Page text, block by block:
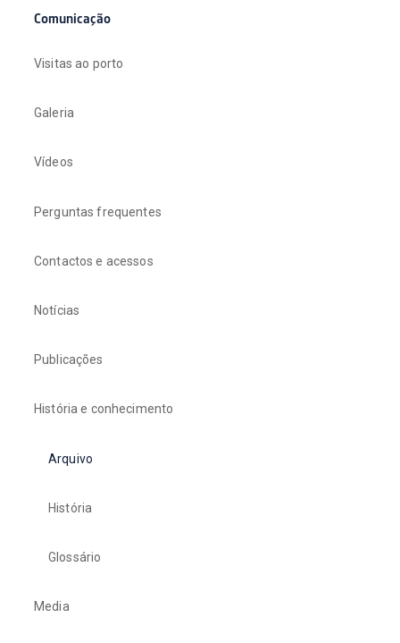
Comunicação
Visitas ao porto
Galeria
Vídeos
Perguntas frequentes
Contactos e acessos
Notícias
Publicações
História e conhecimento
Arquivo
História
Glossário
Media